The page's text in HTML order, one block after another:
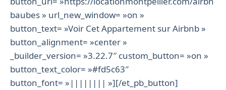
baubes » url_new_window= »on »
button_text= »Voir Cet Appartement sur Airbnb »
button_alignment= »center »
_builder_version= »3.22.7″ custom_button= »on »
button_text_color= »#fd5c63″
button_font= »|||||||| »][/et_pb_button]